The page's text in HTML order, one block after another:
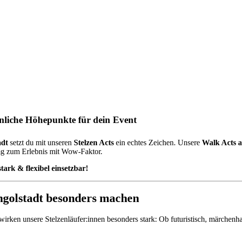
Höhepunkte für dein Event
setzt du mit unseren Stelzen Acts ein echtes Zeichen. Unsere Walk Acts
zum Erlebnis mit Wow-Faktor.
& flexibel einsetzbar!
besonders machen
unsere Stelzenläufer:innen besonders stark: Ob futuristisch,